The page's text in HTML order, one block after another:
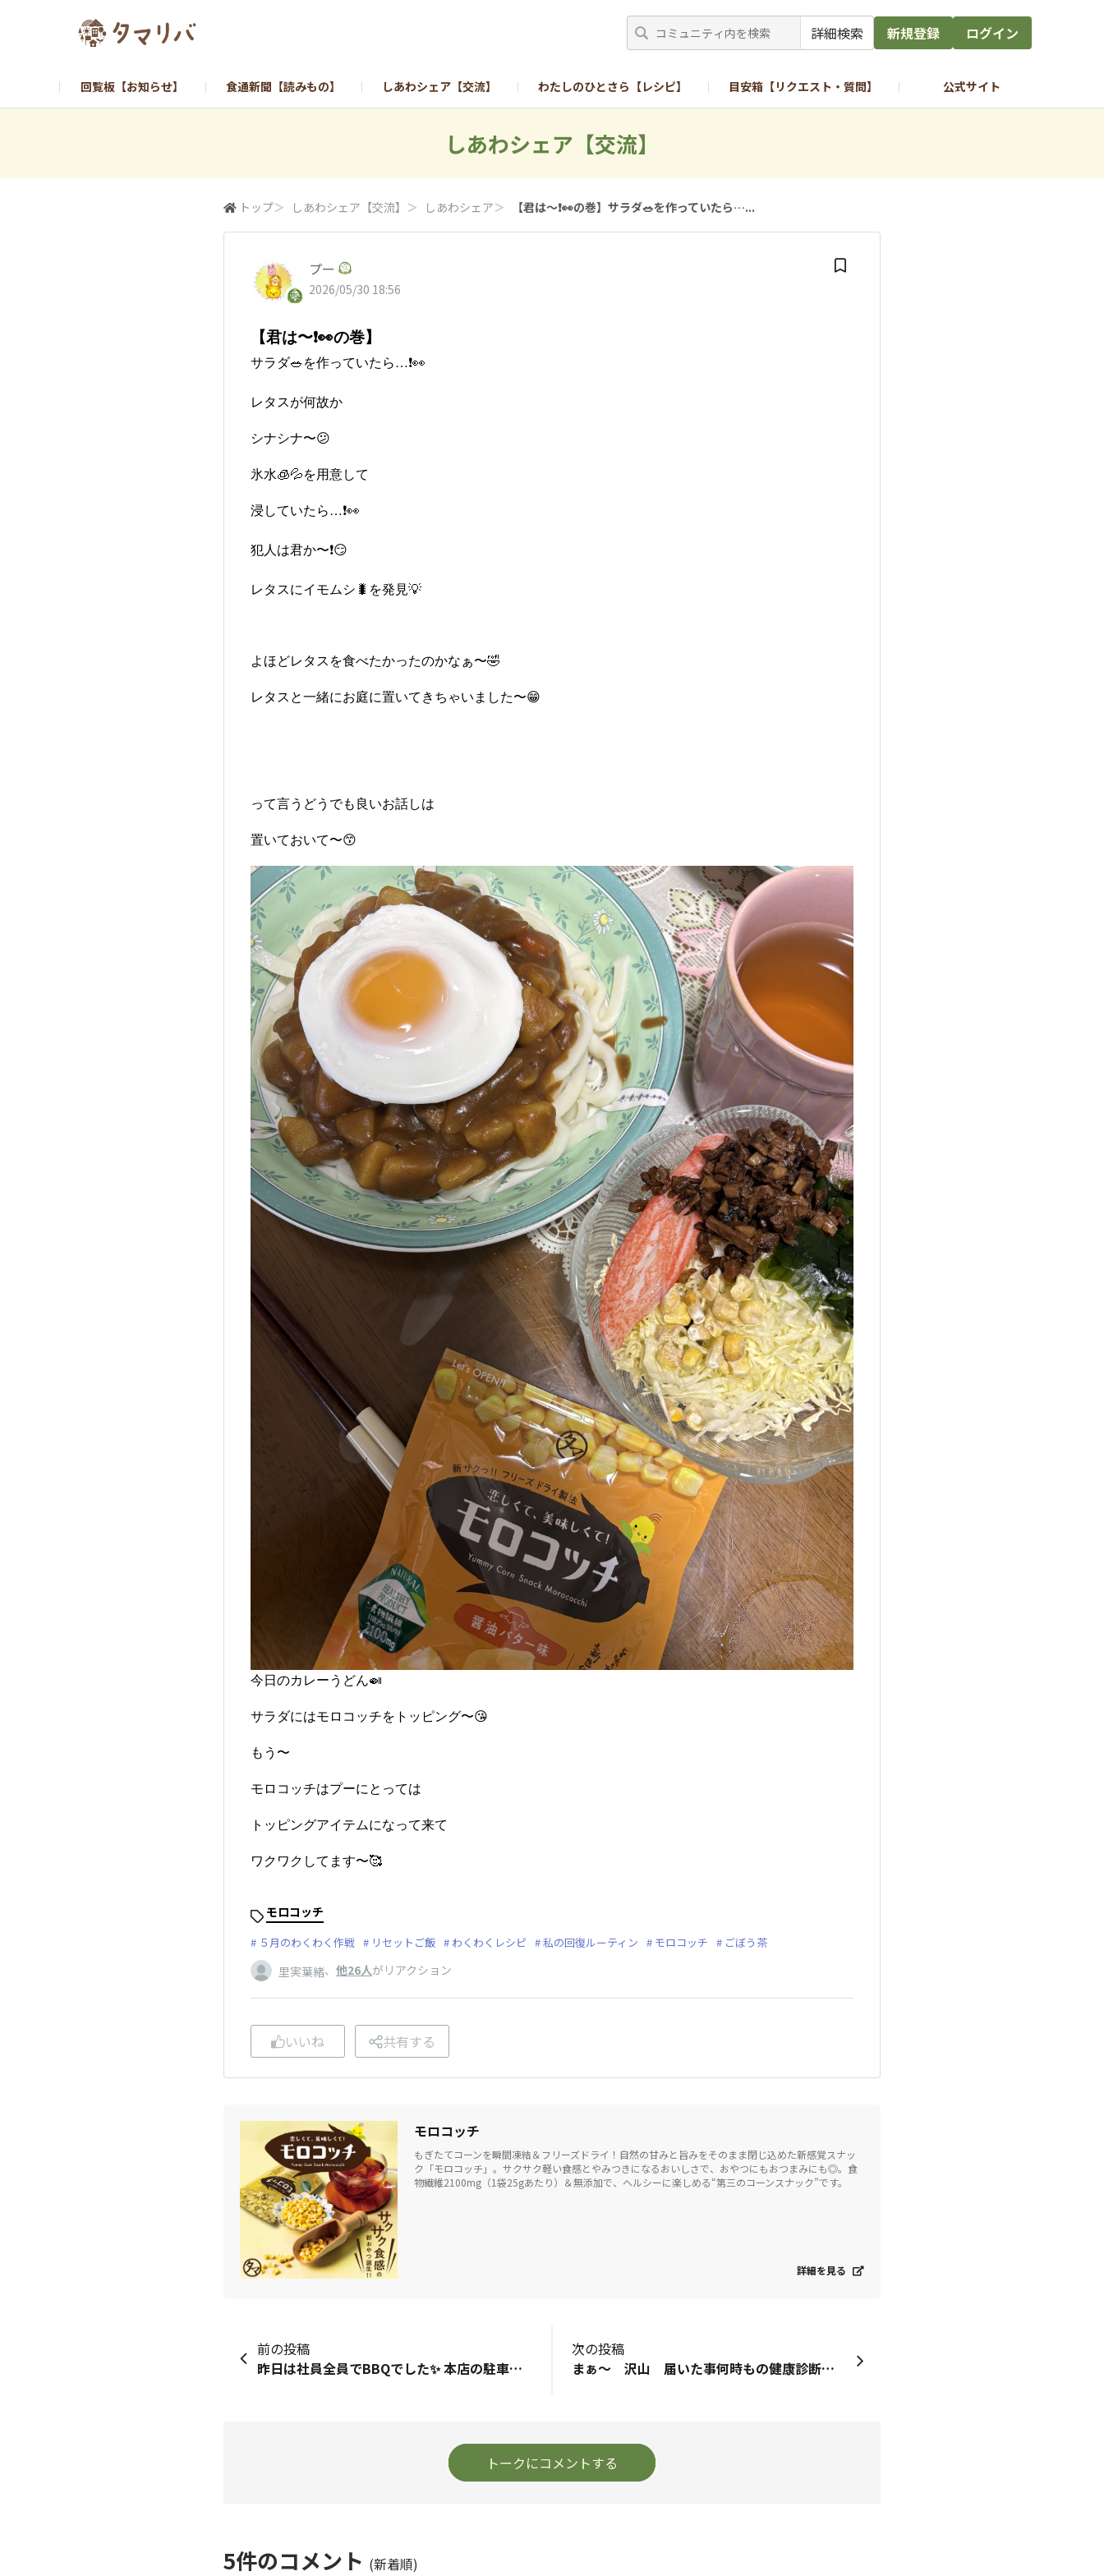
詳細検索 新規登録 ログイン
回覧板【お知らせ】 食通新聞【読みもの】 しあわシェア【交流】 わたしのひとさら【レシピ】 目安箱【リクエスト・質問】 公式サイト
しあわシェア【交流】
トップ＞ しあわシェア【交流】 ＞ しあわシェア＞ 【君は〜❗️👀の巻】サラダ🥗を作っていたら…...
プー
2026/05/30 18:56
【君は〜❗️👀の巻】
サラダ🥗を作っていたら…❗️👀
レタスが何故か
シナシナ〜😕
氷水🧊💦を用意して
浸していたら…❗️👀
犯人は君か〜❗️😏
レタスにイモムシ🐛を発見💡
よほどレタスを食べたかったのかなぁ〜🤣
レタスと一緒にお庭に置いてきちゃいました〜😁
って言うどうでも良いお話しは
置いておいて〜😙
今日のカレーうどん🍛
サラダにはモロコッチをトッピング〜😘
もう〜
モロコッチはプーにとっては
トッピングアイテムになって来て
ワクワクしてます〜🥰
モロコッチ
５月のわくわく作戦 リセットご飯 わくわくレシピ 私の回復ルーティン モロコッチ ごぼう茶
里実葉緒、 他26人がリアクション
いいね 共有する
モロコッチ
もぎたてコーンを瞬間凍結＆フリーズドライ！自然の甘みと旨みをそのまま閉じ込めた新感覚スナッ
ク「モロコッチ」。サクサク軽い食感とやみつきになるおいしさで、おやつにもおつまみにも◎。食
物繊維2100mg（1袋25gあたり）＆無添加で、ヘルシーに楽しめる“第三のコーンスナック”です。
詳細を見る
前の投稿
昨日は社員全員でBBQでした✨ 本店の駐車場で行ったのですが、総勢150名前後の人数で、お肉を焼いたり、マグロの解体ショーがあったり、花火をしたりしました〜🍖 来週には、台風がきそうで すっかり暑いので一足先に夏を感じました☀️ 普段はあまり話すことがない他部署のメンバーや、育休産休をとっているメンバー、アルバイト生や、スタッフのお子さんたちも連れてたくさん集まりました✨ いろんな方と話ができてとってもいい夜だったな〜
次の投稿
まぁ〜 沢山 届いた事何時もの健康診断、胃がんそれに物忘れ検診有りますね😱皆さんの所にも 届きましたか❓ひまわりは 毎年 10月に行くので まだまだ先です❖本日の常備菜 煮干しと昆布煮出汁の煮干しと昆布を醤油味で煮るだけ ❖チョップドサラダ&amp;カリカリクルトン長い名前ですが 皆カットして混ぜ 塩 胡椒 オリーブ🫒オイルの味付けだけ食パンもトーストして カット●材料…アボカド🥑 きゅうり🥒 ミニトマト🍅 食パン🍞／煮干し 昆布／玉ねぎ酢●調味料…塩 胡椒 オリーブ🫒オイル●飲物…ごぼう茶 今朝はFeをしっかり飲みました&nbsp; &nbsp; &nbsp; &nbsp; &nbsp; &nbsp; &nbsp; &nbsp; &nbsp; &nbsp; &nbsp; &nbsp; &nbsp; &nbsp; &nbsp; &nbsp; &nbsp; &nbsp; &nbsp; 🌻
トークにコメントする
5件のコメント (新着順)